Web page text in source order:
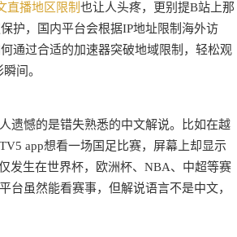
直播地区限制也让人头疼，更别提B站上那
护，国内平台会根据IP地址限制海外访
通过合适的加速器突破地域限制，轻松观
间。
遗憾的是错失熟悉的中文解说。比如在越
app想看一场国足比赛，屏幕上却显示
发生在世界杯，欧洲杯、NBA、中超等赛
虽然能看赛事，但解说语言不是中文，